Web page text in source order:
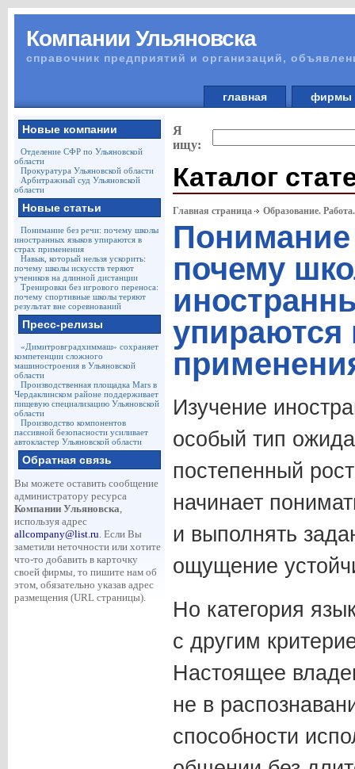
Компании Ульяновска
справочник предприятий и организаций,
главная
Новые компании
Отделение СФР по Ульяновской
области
Прокуратура Ульяновской области
Арбитражный суд Ульяновской
области
Новые статьи
Понимание без речи: почему школы
иностранных языков упираются в
страх применения
Навык, который нельзя ускорить:
почему школы искусств теряют
учеников на длинной дистанции
Тренировки без игрового переноса:
почему спортивные школы теряют
результат вне соревнований
Пресс-релизы
«Димитровградхиммаш» сохраняет
компетенции сложного
машиностроения в Ульяновской
области
Производственная площадка Mars в
Чердаклинском районе поддерживает
пищевую специализацию Ульяновской
области
Производство компонентов
пассивной безопасности усиливает
автокластер Ульяновской области
Обратная связь
Вы можете оставить сообщение
администратору ресурса
Компании Ульяновска,
используя адрес
allcompany@list.ru. Если Вы
заметили неточности или хотите
что-то добавить в карточку
своей фирмы, то пишите нам об
этом, обязательно указав адрес
размещения (URL страницы).
Я
ищу:
Каталог
Главная страница Образование.
Понимание
почему
упираются
Изучение
особый тип
постепенный
начинает
и выполнять
ощущение
Но категория
с другим
Настоящее
не в
способности